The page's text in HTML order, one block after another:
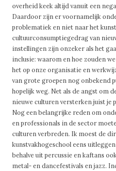
overheid keek altijd vanuit een
Daardoor zijn er voornamelijk
problematiek en niet naar het
cultuurconsumptiegedrag van
instellingen zijn onzeker als het
inclusie: waarom en hoe zouden
het op onze organisatie en
van grote groepen nog onbekend
hopelijk weg. Net als de angst om
nieuwe culturen versterken juist je
Nog een belangrijke reden om
en professionals in de sector
culturen verbreden. Ik moest de
kunstvakhogeschool eens
behalve uit percussie en kaftans
metal- en dancefestivals en jazz.